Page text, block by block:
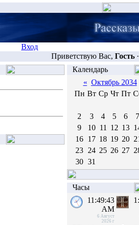
Вход
Приветствую Вас, Гость ·
Календарь
« Октябрь 2034
Пн Вт Ср Чт Пт
2
3 4 5 6 7
9
10 11 12 13
16 17 18 19 20
23 24 25 26 27
30 31
Часы
11:49:43
AM
6 Август
2026 г